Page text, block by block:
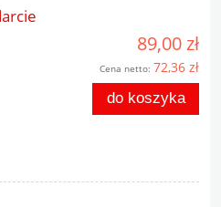
89,00 zł
Cena netto: 72,36 zł
do koszyka